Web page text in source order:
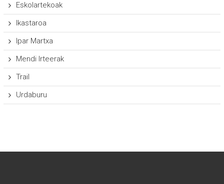
Eskolartekoak
Ikastaroa
Ipar Martxa
Mendi Irteerak
Trail
Urdaburu